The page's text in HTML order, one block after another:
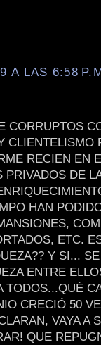
A LAS 6:58
CORRUPTOS
CLIENTELISMO
RECIEN EN
PRIVADOS DE
HAN
ETC.
Y SI...
ENTRE
TODOS...QUÉ
CRECIÓ 50
VAYA A
QUE